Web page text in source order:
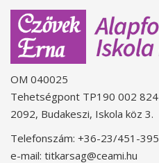
OM 040025
Tehetségpont TP190 002 824
2092, Budakeszi, Iskola köz 3.
Telefonszám: +36-23/451-395
e-mail: titkarsag@ceami.hu